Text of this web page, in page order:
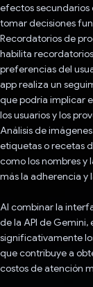
efectos secundarios
tomar decisiones
Recordatorios de
habilita
preferencias del
app realiza un
que podría implicar
los usuarios y los
Análisis de
etiquetas o recetas
como los nombres y
más la adherencia y
Al combinar la
de la API de
significativamente
que contribuye a
costos de atención